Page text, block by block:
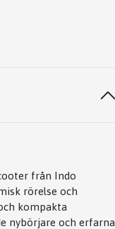
från Indo
rörelse och
kompakta
nybörjare och erfarna